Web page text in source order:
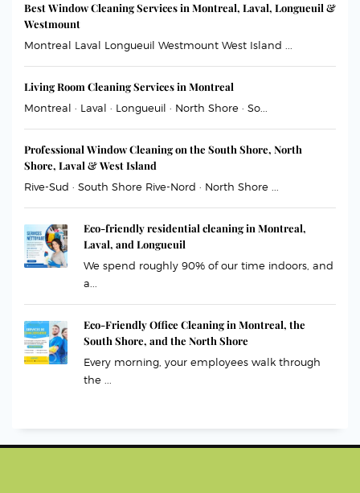
Best Window Cleaning Services in Montreal, Laval, Longueuil &
Westmount
Montreal Laval Longueuil Westmount West Island ...
Living Room Cleaning Services in Montreal
Montreal · Laval · Longueuil · North Shore · So...
Professional Window Cleaning on the South Shore, North
Shore, Laval & West Island
Rive-Sud · South Shore Rive-Nord · North Shore ...
Eco-friendly residential cleaning in Montreal,
Laval, and Longueuil
We spend roughly 90% of our time indoors, and
a...
Eco-Friendly Office Cleaning in Montreal, the
South Shore, and the North Shore
Every morning, your employees walk through
the ...